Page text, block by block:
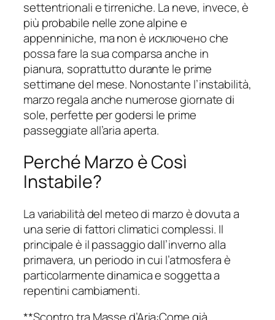
settentrionali e tirreniche. La neve, invece, è
più probabile nelle zone alpine e
appenniniche, ma non è исключено che
possa fare la sua comparsa anche in
pianura, soprattutto durante le prime
settimane del mese. Nonostante l’instabilità,
marzo regala anche numerose giornate di
sole, perfette per godersi le prime
passeggiate all’aria aperta.
Perché Marzo è Così
Instabile?
La variabilità del meteo di marzo è dovuta a
una serie di fattori climatici complessi. Il
principale è il passaggio dall’inverno alla
primavera, un periodo in cui l’atmosfera è
particolarmente dinamica e soggetta a
repentini cambiamenti.